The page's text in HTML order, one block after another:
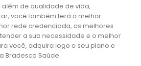
além de qualidade de vida,
você também terá o melhor
rede credenciada, os melhores
a sua necessidade e o melhor
você, adquira logo o seu plano e
Bradesco Saúde.